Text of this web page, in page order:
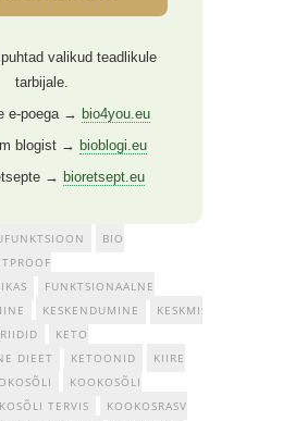
valikud teadlikule
tarbijale.
e-poega → bio4you.eu
blogist → bioblogi.eu
→ bioretsept.eu
BIO
FUNKTSIONAALNE
KESKENDUMINE
KESKMISE
KETO
DIEET KETOONID
KIIRE
KOOKOSÕLI
TERVIS
KOOKOSRASV